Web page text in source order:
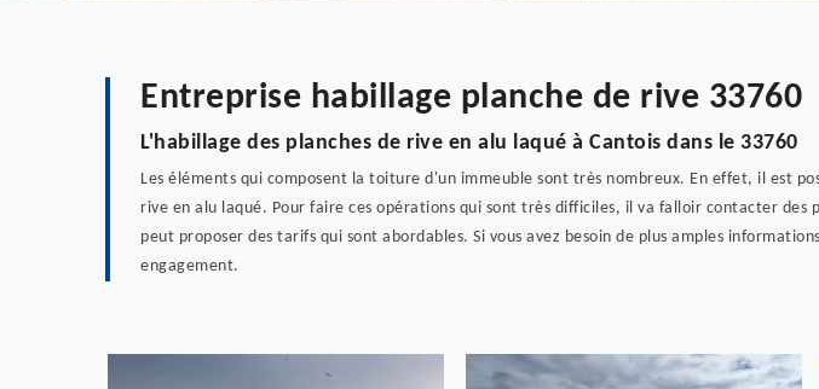
Entreprise habillage planche de rive 33760
L'habillage des planches de rive en alu laqué à Cantois dans le 33760
Les éléments qui composent la toiture d'un immeuble sont très nombreux. En effet, il est
rive en alu laqué. Pour faire ces opérations qui sont très difficiles, il va falloir contacter
peut proposer des tarifs qui sont abordables. Si vous avez besoin de plus amples
engagement.